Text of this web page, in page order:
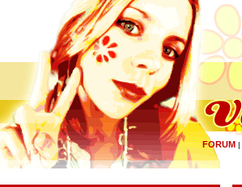
FORUM |